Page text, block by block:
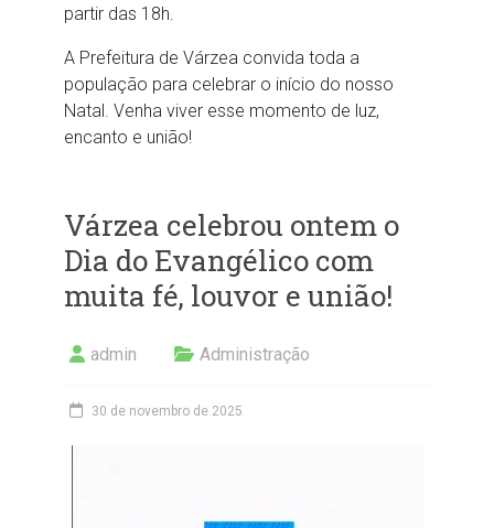
partir das 18h.
A Prefeitura de Várzea convida toda a
população para celebrar o início do nosso
Natal. Venha viver esse momento de luz,
encanto e união!
Várzea celebrou ontem o
Dia do Evangélico com
muita fé, louvor e união!
admin Administração
30 de novembro de 2025